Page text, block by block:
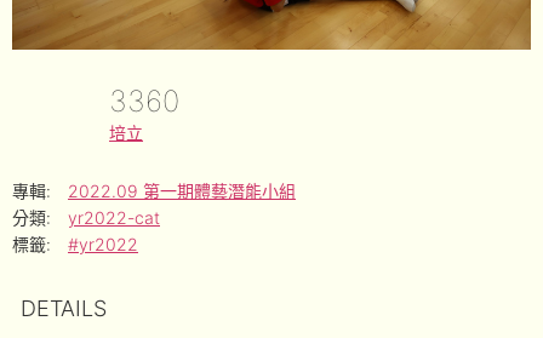
3360
培立
專輯:
2022.09 第一期體藝潛能小組
分類:
yr2022-cat
標籤:
#yr2022
DETAILS